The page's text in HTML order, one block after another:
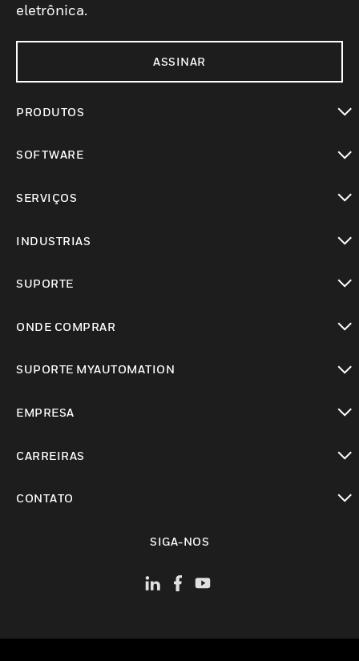
eletrônica.
ASSINAR
PRODUTOS
SOFTWARE
SERVIÇOS
INDUSTRIAS
SUPORTE
ONDE COMPRAR
SUPORTE MYAUTOMATION
EMPRESA
CARREIRAS
CONTATO
SIGA-NOS